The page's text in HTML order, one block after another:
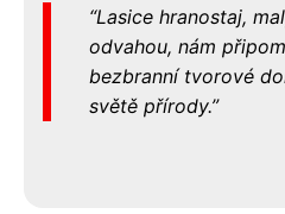
Lasice hranostaj,
odvahou, nám
bezbranní tvorové
světě přírody.